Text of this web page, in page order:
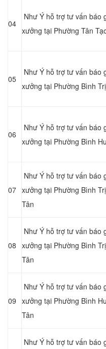
04
Như Ý hỗ trợ tư vấn báo
xưởng tại Phường Tân
05
Như Ý hỗ trợ tư vấn báo
xưởng tại Phường Bình
06
Như Ý hỗ trợ tư vấn báo
xưởng tại Phường Bình
07
Như Ý hỗ trợ tư vấn báo
xưởng tại Phường Bình
Tân
08
Như Ý hỗ trợ tư vấn báo
xưởng tại Phường Bình
Tân
09
Như Ý hỗ trợ tư vấn báo
xưởng tại Phường Bình
Tân
Như Ý hỗ trợ tư vấn báo